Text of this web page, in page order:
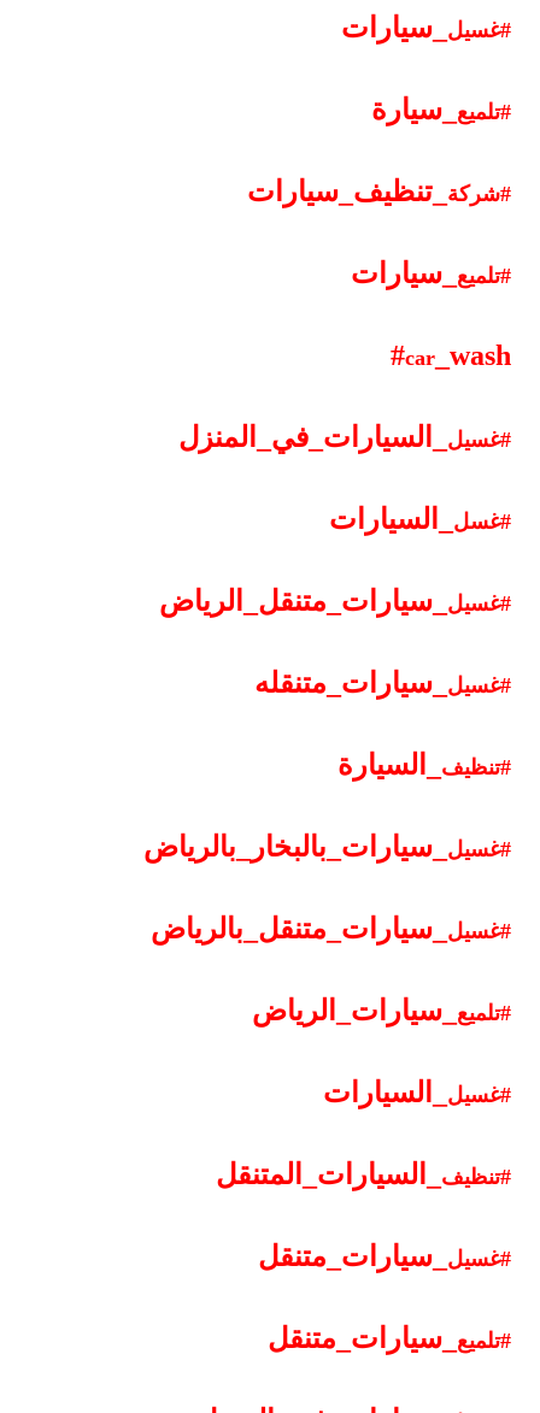
#غسيل سيارات
#تلميع سيارة
#شركة تنظيف سيارات
#تلميع سيارات
car wash
#
#غسيل السيارات في المنزل
#غسل السيارات
#غسيل سيارات متنقل الرياض
#غسيل سيارات متنقله
#تنظيف السيارة
#غسيل سيارات بالبخار بالرياض
#غسيل سيارات متنقل بالرياض
#تلميع سيارات الرياض
#غسيل السيارات
#تنظيف السيارات المتنقل
#غسيل سيارات متنقل
#تلميع سيارات متنقل